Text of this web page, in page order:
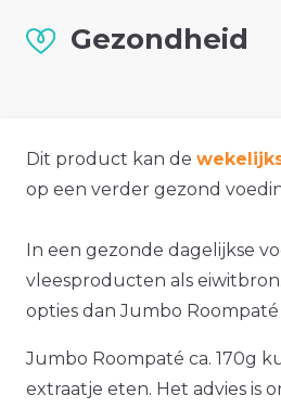
Gezondheid
Dit product kan de
op een verder gezond
In een gezonde dagelijkse
vleesproducten als
opties dan Jumbo Roompaté
Jumbo Roompaté ca. 170g
extraatje eten. Het advies is